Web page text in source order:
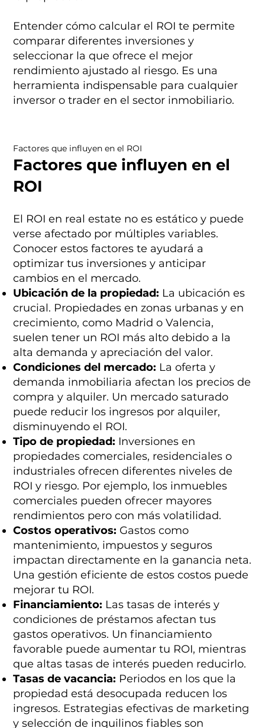
Factores que influyen en el ROI
Factores que influyen en el
ROI
El ROI en real estate no es estático y puede
verse afectado por múltiples variables.
Conocer estos factores te ayudará a
optimizar tus inversiones y anticipar
cambios en el mercado.
Ubicación de la propiedad: La ubicación es
crucial. Propiedades en zonas urbanas y en
crecimiento, como Madrid o Valencia,
suelen tener un ROI más alto debido a la
alta demanda y apreciación del valor.
Condiciones del mercado: La oferta y
demanda inmobiliaria afectan los precios de
compra y alquiler. Un mercado saturado
puede reducir los ingresos por alquiler,
disminuyendo el ROI.
Tipo de propiedad: Inversiones en
propiedades comerciales, residenciales o
industriales ofrecen diferentes niveles de
ROI y riesgo. Por ejemplo, los inmuebles
comerciales pueden ofrecer mayores
rendimientos pero con más volatilidad.
Costos operativos: Gastos como
mantenimiento, impuestos y seguros
impactan directamente en la ganancia neta.
Una gestión eficiente de estos costos puede
mejorar tu ROI.
Financiamiento: Las tasas de interés y
condiciones de préstamos afectan tus
gastos operativos. Un financiamiento
favorable puede aumentar tu ROI, mientras
que altas tasas de interés pueden reducirlo.
Tasas de vacancia: Periodos en los que la
propiedad está desocupada reducen los
ingresos. Estrategias efectivas de marketing
y selección de inquilinos fiables son
Entender cómo calcular el ROI te permite
comparar diferentes inversiones y
seleccionar la que ofrece el mejor
rendimiento ajustado al riesgo. Es una
herramienta indispensable para cualquier
inversor o trader en el sector inmobiliario.